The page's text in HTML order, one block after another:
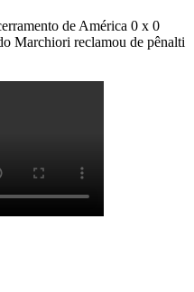
de América 0 x 0
Marchiori reclamou de pênalti